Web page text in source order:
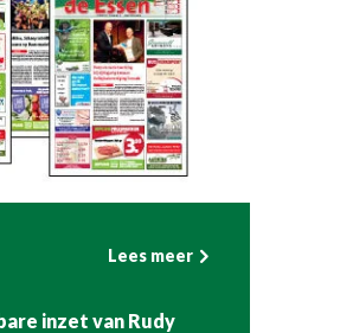
Lees meer
inzet van Rudy